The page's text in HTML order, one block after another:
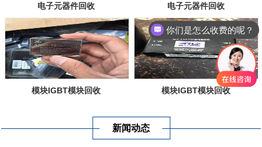
电子元器件回收 电子元器件回收
模块IGBT模块回收 模块IGBT模块回收
新闻动态
你们是怎么收费的呢？